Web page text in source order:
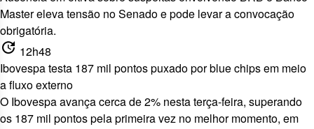
Master eleva tensão no Senado e pode levar a convocação
obrigatória.
update 12h48
Ibovespa testa 187 mil pontos puxado por blue chips em meio
a fluxo externo
O Ibovespa avança cerca de 2% nesta terça-feira, superando
os 187 mil pontos pela primeira vez no melhor momento, em